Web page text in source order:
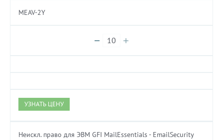
MEAV-2Y
УЗНАТЬ ЦЕНУ
Неискл. право для ЭВМ GFI MailEssentials - EmailSecurity